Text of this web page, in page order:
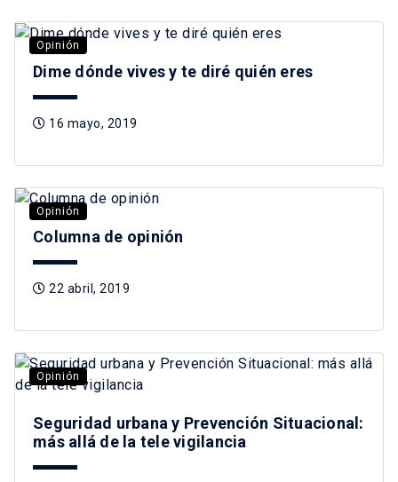
Opinión
Dime dónde vives y te diré quién eres
16 mayo, 2019
Opinión
Columna de opinión
22 abril, 2019
Opinión
Seguridad urbana y Prevención Situacional:
más allá de la tele vigilancia